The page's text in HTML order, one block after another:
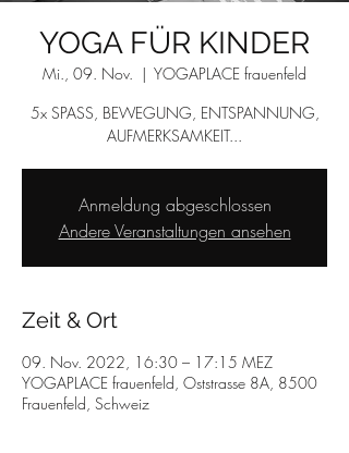
YOGA FÜR KINDER
Mi., 09. Nov.
  |
YOGAPLACE frauenfeld
5x SPASS, BEWEGUNG, ENTSPANNUNG,
AUFMERKSAMKEIT...
Anmeldung abgeschlossen
Andere Veranstaltungen ansehen
Zeit & Ort
09. Nov. 2022, 16:30 – 17:15 MEZ
YOGAPLACE frauenfeld, Oststrasse 8A, 8500
Frauenfeld, Schweiz